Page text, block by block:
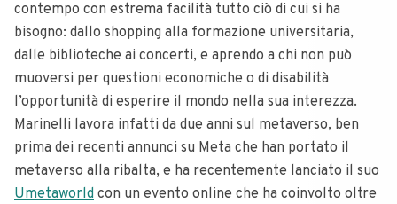
contempo con estrema facilità tutto ciò di cui si ha
bisogno: dallo shopping alla formazione universitaria,
dalle biblioteche ai concerti, e aprendo a chi non può
muoversi per questioni economiche o di disabilità
l’opportunità di esperire il mondo nella sua interezza.
Marinelli lavora infatti da due anni sul metaverso, ben
prima dei recenti annunci su Meta che han portato il
metaverso alla ribalta, e ha recentemente lanciato il suo
Umetaworld con un evento online che ha coinvolto oltre